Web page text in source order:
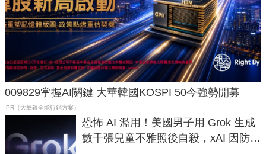
009829掌握AI關鍵 大華韓國KOSPI 50今強勢開募
PR（大華銀全能行銷方案）
恐怖 AI 濫用！美國男子用 Grok 生成
數千張兒童不雅照後自殺，xAI 因防護